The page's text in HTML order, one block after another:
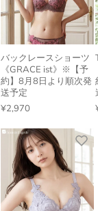
バックレースショーツ
《GRACE ist》※【予
約】8月8日より順次発
送予定
¥2,970